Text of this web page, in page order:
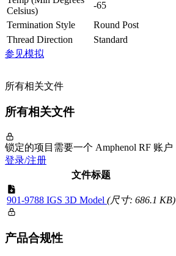
Celsius)
-65
Termination Style
Round Post
Thread Direction
Standard
参见模拟
所有相关文件
所有相关文件
锁定的项目需要一个 Amphenol RF 账户
登录/注册
文件标题
901-9788 IGS 3D Model (尺寸: 686.1 KB)
产品合规性